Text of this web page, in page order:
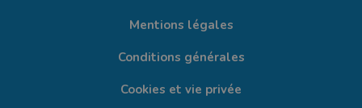
Mentions légales
Conditions générales
Cookies et vie privée